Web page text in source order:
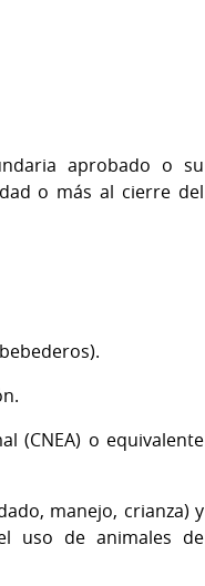
aprobado o su
o más al cierre del
(CNEA) o equivalente
manejo, crianza) y
uso de animales de